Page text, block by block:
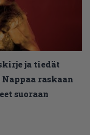
ja tiedät
raskaan
suoraan